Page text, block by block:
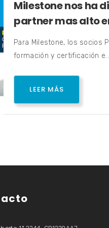
Milestone nos ha
partner mas alto
Para Milestone, los socios
formación y certificación
LEER MÁS